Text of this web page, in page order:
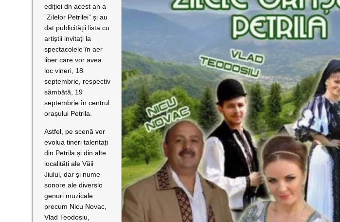
ediției dn acest an a
”Zilelor Petrilei” și au
dat publicității lista cu
artiștii invitați la
spectacolele în aer
liber care vor avea
loc vineri, 18
septembrie, respectiv
sâmbătă, 19
septembrie în centrul
orașului Petrila.
Astfel, pe scenă vor
evolua tineri talentați
din Petrila și din alte
localități ale Văii
Jiului, dar și nume
sonore ale diverslo
genuri muzicale
precum Nicu Novac,
Vlad Teodosiu,